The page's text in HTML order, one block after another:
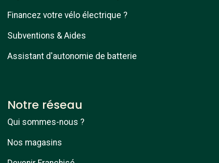
Financez votre vélo électrique ?
Subventions & Aides
Assistant d'autonomie de batterie
Notre réseau
Qui sommes-nous ?
Nos magasins